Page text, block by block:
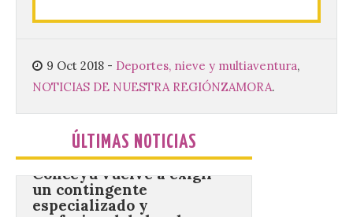
9 Oct 2018 - Deportes, nieve y multiaventura,
NOTICIAS DE NUESTRA REGIÓNZAMORA.
ÚLTIMAS NOTICIAS
(UPSA), premiará composiciones
podrán presentarse hasta el 30 de
noviembre. La Universidad, a […]
Conceyu vuelve a exigir
un contingente
especializado y
profesional de bomberos
forestales en el País